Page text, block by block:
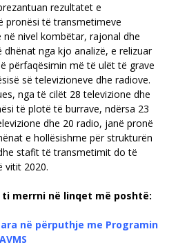
rezultatet e
pronësi të transmetimeve
në nivel kombëtar, rajonal dhe
dhënat nga kjo analizë, e relizuar
përfaqësimin më të ulët të grave
së televizioneve dhe radiove.
nga të cilët 28 televizione dhe
të plotë të burrave, ndërsa 23
dhe 20 radio, janë pronë
e hollësishme për strukturën
stafit të transmetimit do të
vitit 2020.
merrni në linqet më poshtë:
në përputhje me Programin